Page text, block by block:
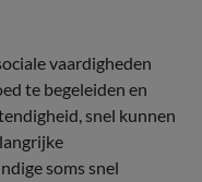
vaardigheden
te begeleiden en
snel kunnen
soms snel